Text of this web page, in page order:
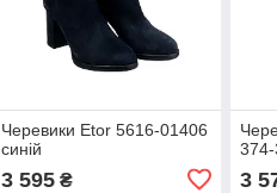
Черевики Etor 5616-01406
синій
3 595₴ 3